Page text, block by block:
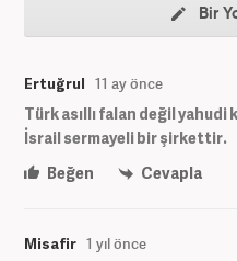
Bir
Ertuğrul 11 ay önce
Türk asıllı falan değil yahudi
İsrail sermayeli bir şirkettir.
Beğen
Cevapla
Misafir 1 yıl önce